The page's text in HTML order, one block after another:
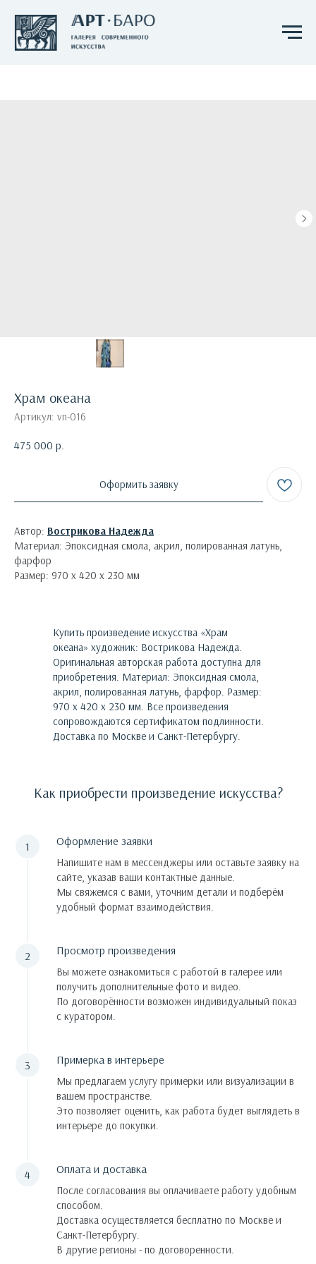
Храм океана
Артикул: vn-016
475 000 р.
Оформить заявку
Автор: Вострикова Надежда
Материал: Эпоксидная смола, акрил, полированная латунь,
фарфор
Размер: 970 х 420 х 230 мм
Купить произведение искусства «Храм
океана» художник: Вострикова Надежда.
Оригинальная авторская работа доступна для
приобретения. Материал: Эпоксидная смола,
акрил, полированная латунь, фарфор. Размер:
970 х 420 х 230 мм. Все произведения
сопровождаются сертификатом подлинности.
Доставка по Москве и Санкт-Петербургу.
Как приобрести произведение искусства?
Оформление заявки
Напишите нам в мессенджеры или оставьте заявку на
сайте, указав ваши контактные данные.
Мы свяжемся с вами, уточним детали и подберём
удобный формат взаимодействия.
Просмотр произведения
Вы можете ознакомиться с работой в галерее или
получить дополнительные фото и видео.
По договорённости возможен индивидуальный показ
с куратором.
Примерка в интерьере
Мы предлагаем услугу примерки или визуализации в
вашем пространстве.
Это позволяет оценить, как работа будет выглядеть в
интерьере до покупки.
Оплата и доставка
После согласования вы оплачиваете работу удобным
способом.
Доставка осуществляется бесплатно по Москве и
Санкт-Петербургу.
В другие регионы - по договоренности.